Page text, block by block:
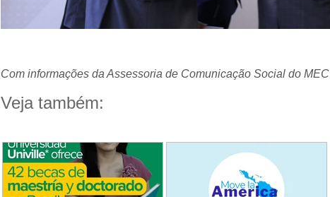
Com informações da Assessoria de Comunicação Social do MEC
Veja também: